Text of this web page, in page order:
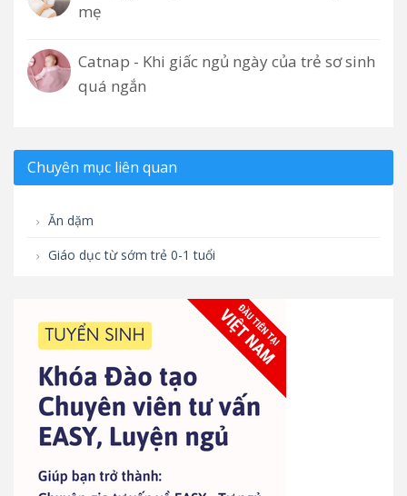
mẹ
Catnap - Khi giấc ngủ ngày của trẻ sơ sinh
quá ngắn
Chuyên mục liên quan
Ăn dặm
Giáo dục từ sớm trẻ 0-1 tuổi